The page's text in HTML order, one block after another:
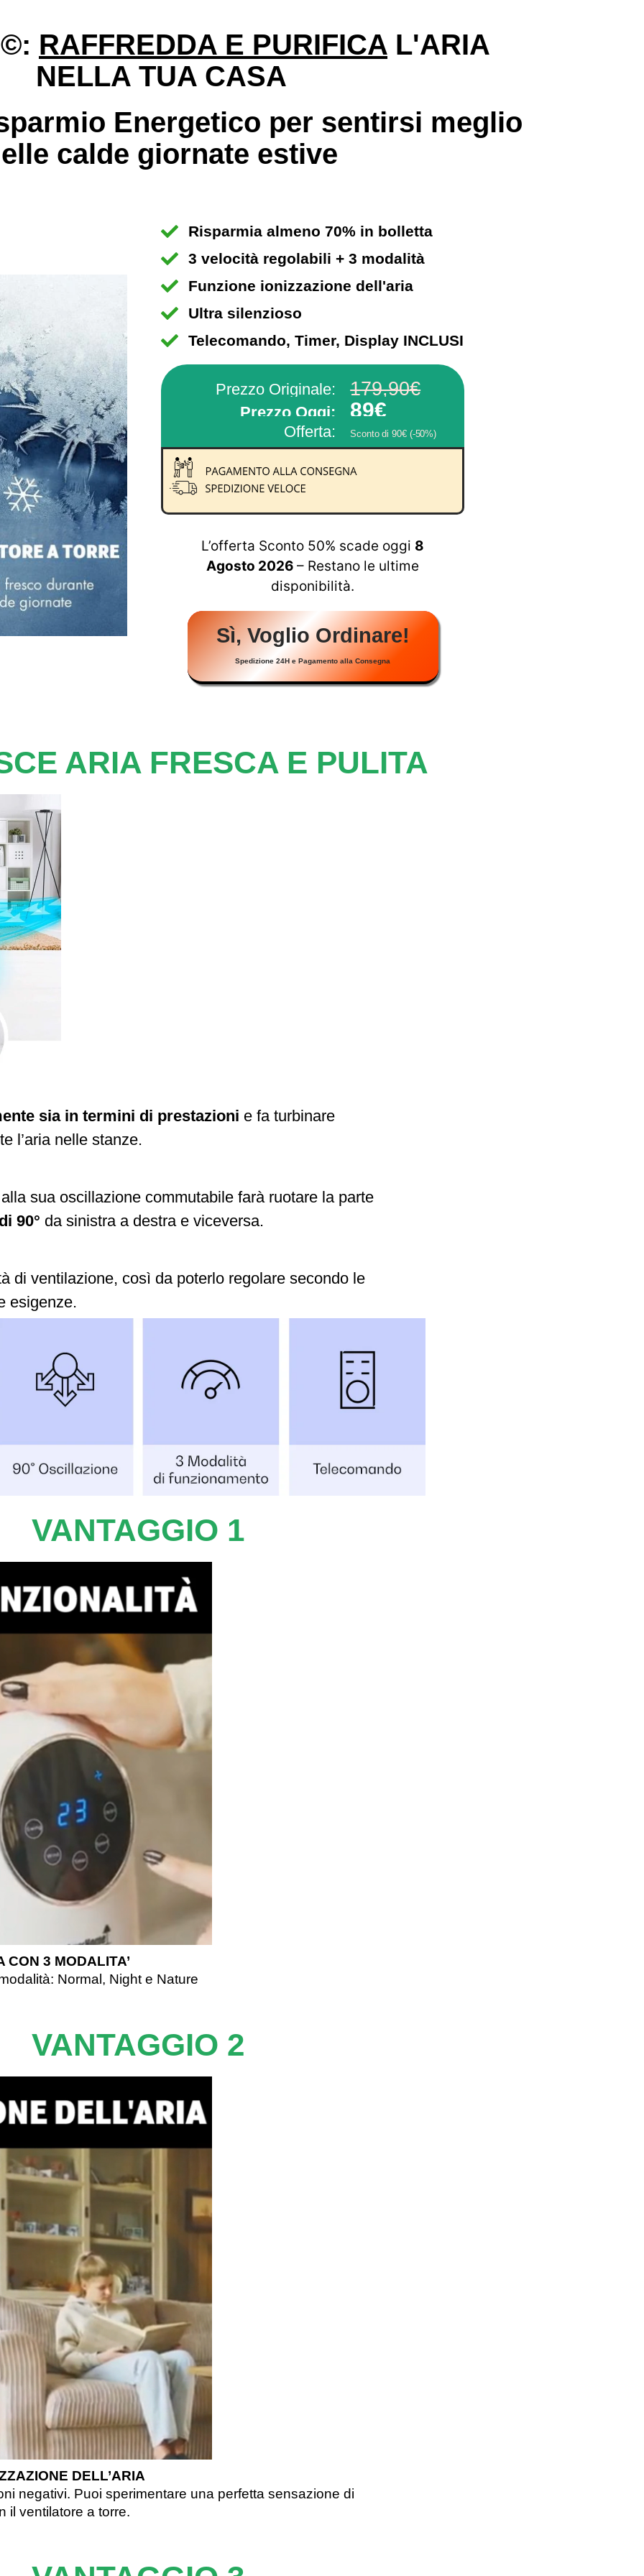
RAFFREDDA E PURIFICA L'ARIA
NELLA TUA CASA
Energetico per sentirsi meglio
calde giornate estive
Risparmia almeno 70% in bolletta
3 velocità regolabili + 3 modalità
Funzione ionizzazione dell'aria
Ultra silenzioso
Telecomando, Timer, Display INCLUSI
Prezzo Originale: 179,90€
Prezzo Oggi: 89€
Offerta: Sconto di 90€ (-50%)
L’offerta Sconto 50% scade oggi 8
Agosto 2026 – Restano le ultime
disponibilità.
Sì, Voglio Ordinare!
Spedizione 24H e Pagamento alla Consegna
ARIA FRESCA E PULITA
sia in termini di prestazioni e fa turbinare
l’aria nelle stanze.
sua oscillazione commutabile farà ruotare la parte
90° da sinistra a destra e viceversa.
di ventilazione, così da poterlo regolare secondo le
esigenze.
VANTAGGIO 1
CON 3 MODALITA’
Normal, Night e Nature
VANTAGGIO 2
DELL’ARIA
negativi. Puoi sperimentare una perfetta sensazione di
il ventilatore a torre.